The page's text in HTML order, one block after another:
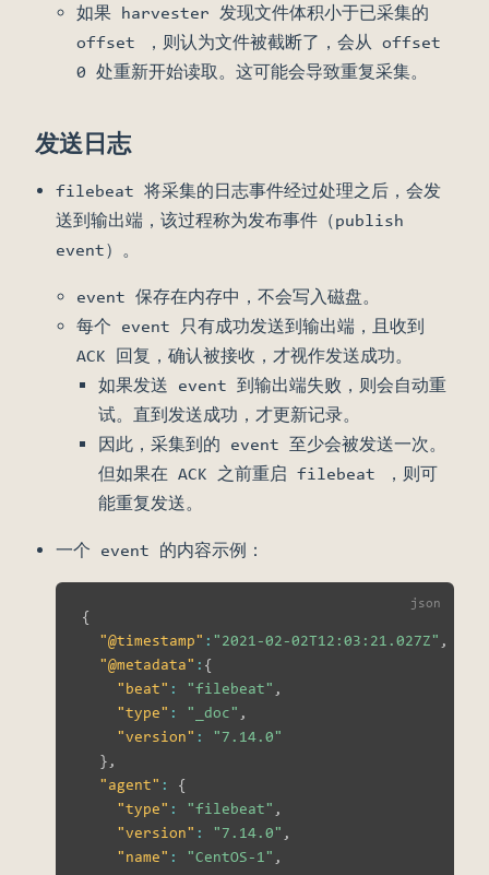
如果 harvester 发现文件体积小于已采集的
offset ，则认为文件被截断了，会从 offset
0 处重新开始读取。这可能会导致重复采集。
发送日志
filebeat 将采集的日志事件经过处理之后，会发
送到输出端，该过程称为发布事件（publish
event）。
event 保存在内存中，不会写入磁盘。
每个 event 只有成功发送到输出端，且收到
ACK 回复，确认被接收，才视作发送成功。
如果发送 event 到输出端失败，则会自动重
试。直到发送成功，才更新记录。
因此，采集到的 event 至少会被发送一次。
但如果在 ACK 之前重启 filebeat ，则可
能重复发送。
一个 event 的内容示例：
{
"@timestamp" : "2021-02-02T12:03:21.027Z" ,
"@metadata" : {
"beat" : "filebeat" ,
"type" : "_doc" ,
"version" :
"7.14.0"
} ,
"agent" : {
"type" : "filebeat" ,
"version" : "7.14.0" ,
"name" : "CentOS-1" ,